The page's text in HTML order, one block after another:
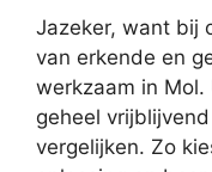
Jazeker, want bij
van erkende en
werkzaam in
geheel
vergelijken. Zo